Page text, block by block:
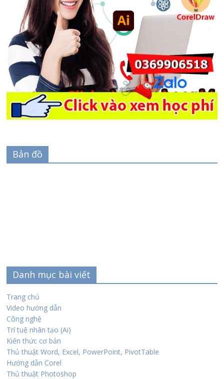
Bản đồ
Danh mục bài viết
Trang chủ
Video hướng dẫn
Công nghệ
Trí tuệ nhân tạo (Ai)
Kiến thức cơ bản
Thủ thuật Word, Excel, PowerPoint, PivotTable
Hướng dẫn Corel
Thủ thuật Photoshop